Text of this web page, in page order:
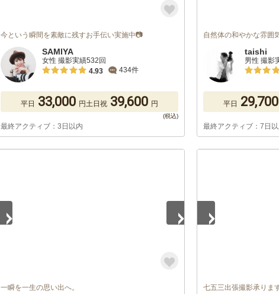
今という瞬間を素敵に残すお手伝い実施中📷
SAMIYA
女性 撮影実績532回
4.93
434件
平日 33,000 円土日祝 39,600 円
最終アクティブ：3日以内
自然体の和やかな雰囲
taishi
男性 撮影
平日 29,700
最終アクティブ：7日
一瞬を一生の思い出へ。 七五三出張撮影承ります